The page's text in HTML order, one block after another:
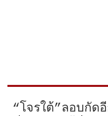
“โจรใต้”ลอบกัด